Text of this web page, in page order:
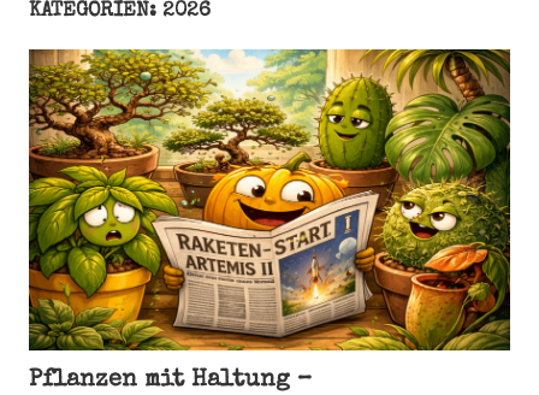
KATEGORIEN: 2026
Pflanzen mit Haltung –